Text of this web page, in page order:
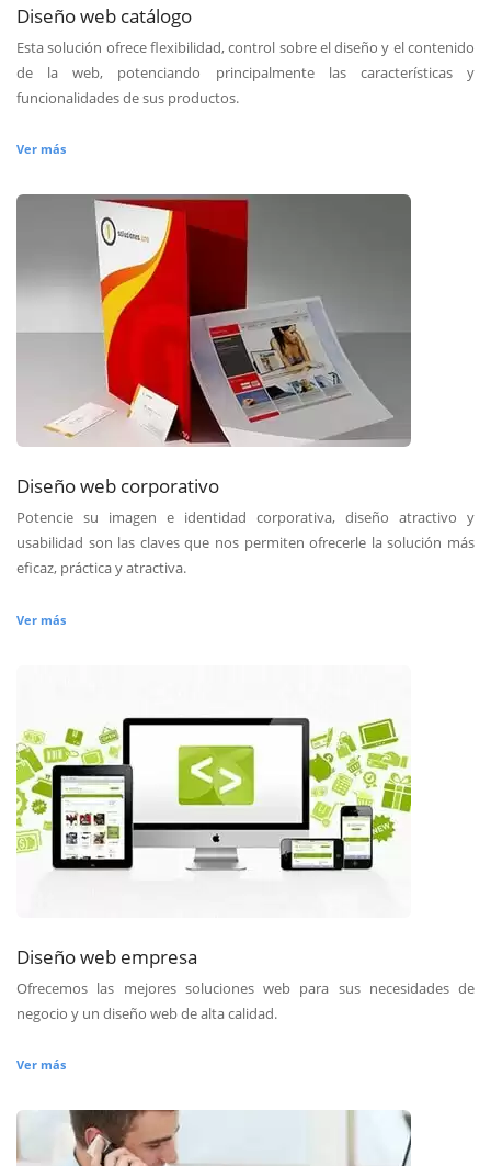
Diseño web catálogo
Esta solución ofrece flexibilidad, control sobre el diseño y el contenido
de la web, potenciando principalmente las características y
funcionalidades de sus productos.
Ver más
Diseño web corporativo
Potencie su imagen e identidad corporativa, diseño atractivo y
usabilidad son las claves que nos permiten ofrecerle la solución más
eficaz, práctica y atractiva.
Ver más
Diseño web empresa
Ofrecemos las mejores soluciones web para sus necesidades de
negocio y un diseño web de alta calidad.
Ver más